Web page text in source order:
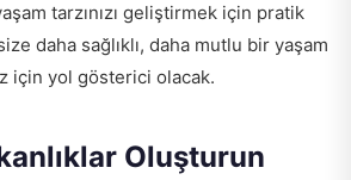
tarzınızı geliştirmek için pratik
daha sağlıklı, daha mutlu bir yaşam
için yol gösterici olacak.
Oluşturun